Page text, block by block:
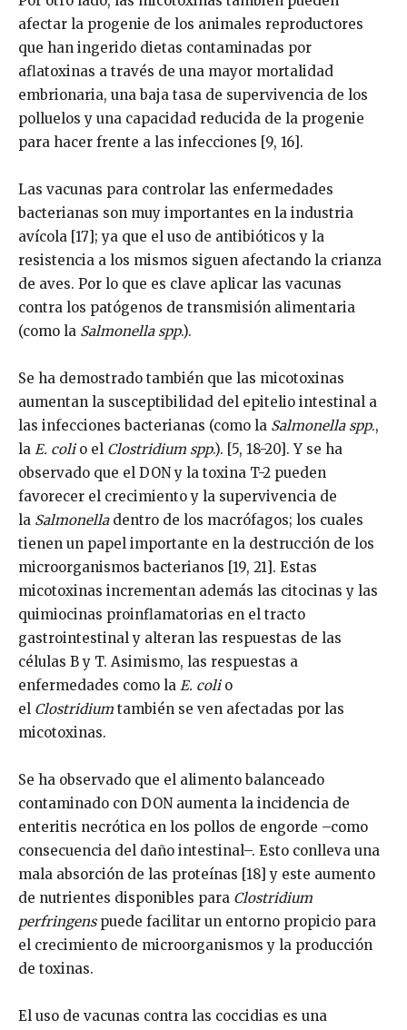
afectar la progenie de los animales reproductores
que han ingerido dietas contaminadas por
aflatoxinas a través de una mayor mortalidad
embrionaria, una baja tasa de supervivencia de los
polluelos y una capacidad reducida de la progenie
para hacer frente a las infecciones [9, 16].
Las vacunas para controlar las enfermedades
bacterianas son muy importantes en la industria
avícola [17]; ya que el uso de antibióticos y la
resistencia a los mismos siguen afectando la crianza
de aves. Por lo que es clave aplicar las vacunas
contra los patógenos de transmisión alimentaria
(como la Salmonella spp.).
Se ha demostrado también que las micotoxinas
aumentan la susceptibilidad del epitelio intestinal a
las infecciones bacterianas (como la Salmonella spp.,
la E. colio el Clostridium spp.). [5, 18-20]. Y se ha
observado que el DON y la toxina T-2 pueden
favorecer el crecimiento y la supervivencia de
la Salmonelladentro de los macrófagos; los cuales
tienen un papel importante en la destrucción de los
microorganismos bacterianos [19, 21]. Estas
micotoxinas incrementan además las citocinas y las
quimiocinas proinflamatorias en el tracto
gastrointestinal y alteran las respuestas de las
células B y T. Asimismo, las respuestas a
enfermedades como la E. colio
el Clostridium también se ven afectadas por las
micotoxinas.
Se ha observado que el alimento balanceado
contaminado con DON aumenta la incidencia de
enteritis necrótica en los pollos de engorde –como
consecuencia del daño intestinal–. Esto conlleva una
mala absorción de las proteínas [18] y este aumento
de nutrientes disponibles para Clostridium
perfringenspuede facilitar un entorno propicio para
el crecimiento de microorganismos y la producción
de toxinas.
El uso de vacunas contra las coccidias es una